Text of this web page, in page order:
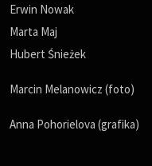
Erwin Nowak
Marta Maj
Hubert Śnieżek
Marcin Melanowicz (foto)
Anna Pohorielova (grafika)